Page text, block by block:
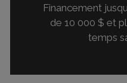
Financement
de 10 000 $ et
temps